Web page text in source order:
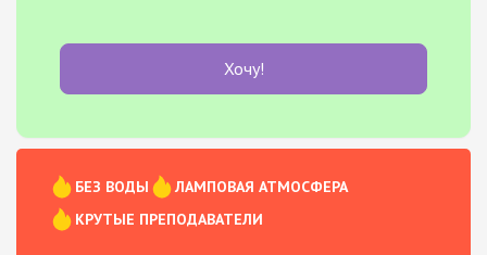
Хочу!
БЕЗ ВОДЫ
ЛАМПОВАЯ АТМОСФЕРА
КРУТЫЕ ПРЕПОДАВАТЕЛИ